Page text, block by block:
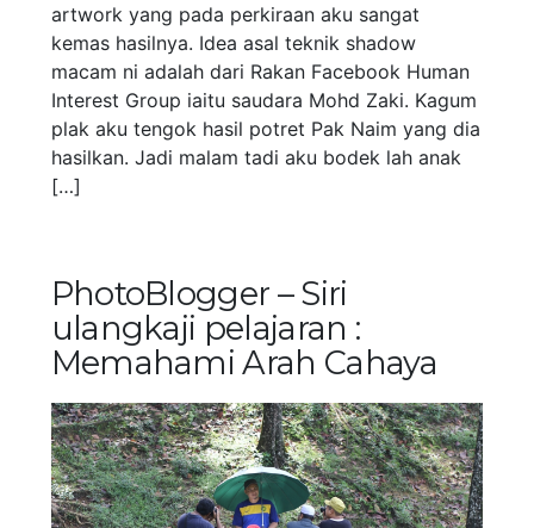
artwork yang pada perkiraan aku sangat
kemas hasilnya. Idea asal teknik shadow
macam ni adalah dari Rakan Facebook Human
Interest Group iaitu saudara Mohd Zaki. Kagum
plak aku tengok hasil potret Pak Naim yang dia
hasilkan. Jadi malam tadi aku bodek lah anak
[…]
PhotoBlogger – Siri
ulangkaji pelajaran :
Memahami Arah Cahaya